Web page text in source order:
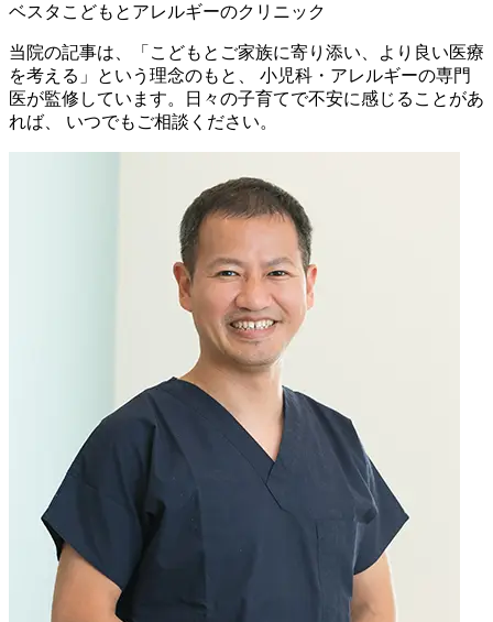
ベスタこどもとアレルギーのクリニック
当院の記事は、「こどもとご家族に寄り添い、より良い医療
を考える」という理念のもと、 小児科・アレルギーの専門
医が監修しています。日々の子育てで不安に感じることがあ
れば、 いつでもご相談ください。